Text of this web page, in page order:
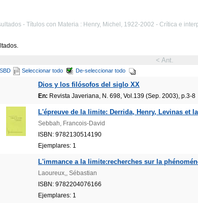
- Títulos con Materia : Henry, Michel, 1922-2002 - Crítica e
< Ant.
Seleccionar todo De-seleccionar todo
Dios y los filósofos del siglo XX
En: Revista Javeriana, N. 698, Vol.139 (Sep. 2003), p.3-8
L'épreuve de la limite: Derrida, Henry, Levinas et
Sebbah, Francois-David
ISBN: 9782130514190
Ejemplares: 1
L'immance a la limite:recherches sur la
Laoureux,, Sébastian
ISBN: 9782204076166
Ejemplares: 1